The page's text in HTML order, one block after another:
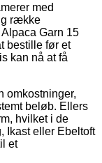
med
række
Garn 15
bestille før et
kan nå at få
omkostninger,
beløb. Ellers
hvilket i de
Ikast eller Ebeltoft
et